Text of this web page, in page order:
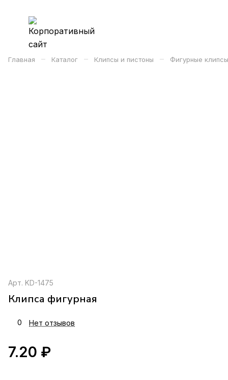
Главная – Каталог – Клипсы и пистоны – Фигурные
Арт. KD-1475
Клипса фигурная
0 Нет отзывов
7.20 ₽